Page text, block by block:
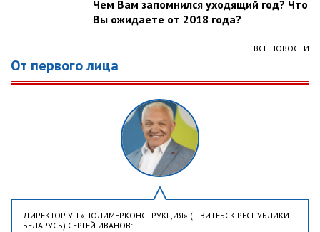
Чем Вам запомнился уходящий год? Что
Вы ожидаете от 2018 года?
ВСЕ НОВОСТИ
От первого лица
ДИРЕКТОР УП «ПОЛИМЕРКОНСТРУКЦИЯ» (Г. ВИТЕБСК РЕСПУБЛИКИ
БЕЛАРУСЬ) СЕРГЕЙ ИВАНОВ: